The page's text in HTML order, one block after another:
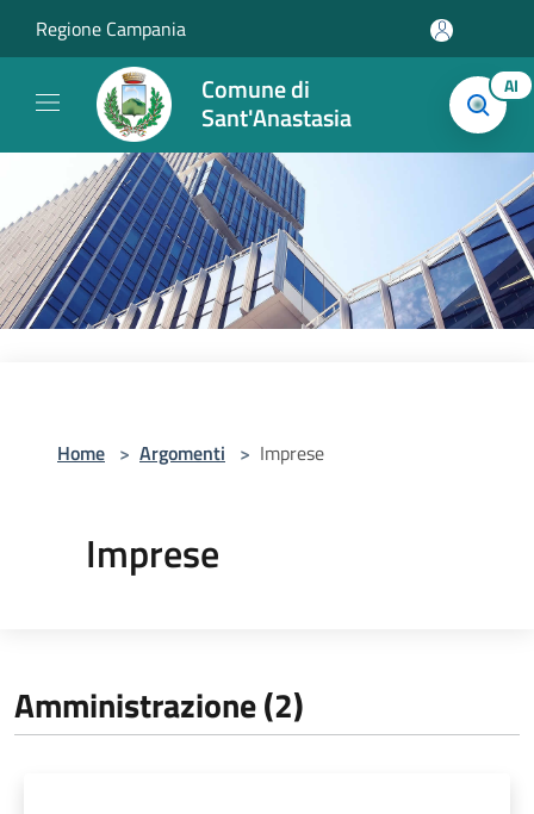
Regione Campania
Comune di
Sant'Anastasia
AI
Home > Argomenti > Imprese
Imprese
Amministrazione (2)